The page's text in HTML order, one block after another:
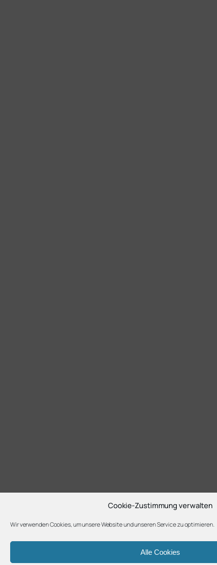
Cookie-Zustimmung verwalten
Wir verwenden Cookies, um unsere Website und unseren Service zu optimieren.
Alle Cookies